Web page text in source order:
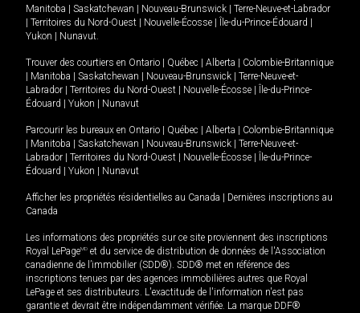
Manitoba
Saskatchewan Nouveau-Brunswick
Terre-Neuve-et-Labrador
Territoires du Nord-Ouest Nouvelle-Écosse Île-du-Prince-Édouard
Yukon
Nunavut.
Trouver des courtiers en Ontario Québec Alberta
Colombie-Britannique
Manitoba Saskatchewan Nouveau-Brunswick
Terre-Neuve-et-
Labrador
Territoires du Nord-Ouest Nouvelle-Écosse
Île-du-Prince-
Édouard
Yukon Nunavut
Parcourir les bureaux en Ontario Québec Alberta
Colombie-Britannique
Manitoba Saskatchewan Nouveau-Brunswick
Terre-Neuve-et-
Labrador
Territoires du Nord-Ouest Nouvelle-Écosse
Île-du-Prince-
Édouard
Yukon Nunavut
Afficher les propriétés résidentielles au Canada
Dernières inscriptions au
Canada
Les informations des propriétés sur ce site proviennent des inscriptions
Royal LePageMD et du service de distribution de données de l'Association
canadienne de l’immobilier (SDD®). SDD® met en référence des
inscriptions tenues par des agences immobilières autres que Royal
LePage et ses distributeurs. L'exactitude de l'information n'est pas
garantie et devrait être indépendamment vérifiée. La marque DDF®